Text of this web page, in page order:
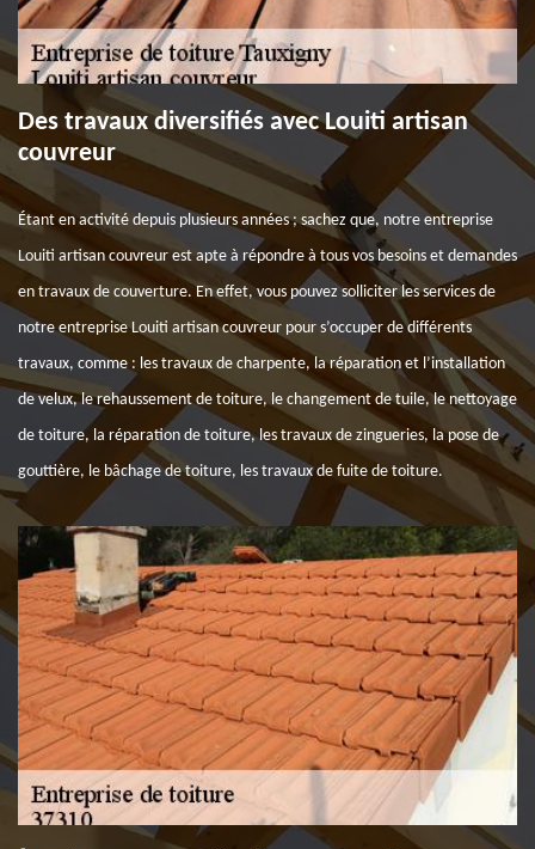
Des travaux diversifiés avec Louiti artisan
couvreur
Étant en activité depuis plusieurs années ; sachez que, notre entreprise
Louiti artisan couvreur est apte à répondre à tous vos besoins et demandes
en travaux de couverture. En effet, vous pouvez solliciter les services de
notre entreprise Louiti artisan couvreur pour s’occuper de différents
travaux, comme : les travaux de charpente, la réparation et l’installation
de velux, le rehaussement de toiture, le changement de tuile, le nettoyage
de toiture, la réparation de toiture, les travaux de zingueries, la pose de
gouttière, le bâchage de toiture, les travaux de fuite de toiture.